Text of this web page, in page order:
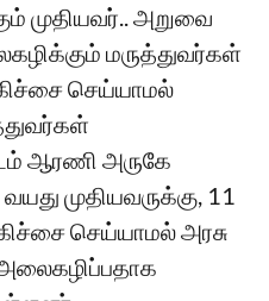
முதியவர்.. அறுவை
மருத்துவர்கள்
செய்யாமல்
ஆரணி அருகே
முதியவருக்கு, 11
செய்யாமல் அரசு